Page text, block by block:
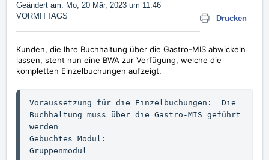
Drucken
Geändert am: Mo, 20 Mär, 2023 um 11:46
VORMITTAGS
Kunden, die Ihre Buchhaltung über die Gastro-MIS abwickeln
lassen, steht nun eine BWA zur Verfügung, welche die
kompletten Einzelbuchungen aufzeigt.
Voraussetzung für die Einzelbuchungen:  Die
Buchhaltung muss über die Gastro-MIS geführt
werden
Gebuchtes Modul:
Gruppenmodul